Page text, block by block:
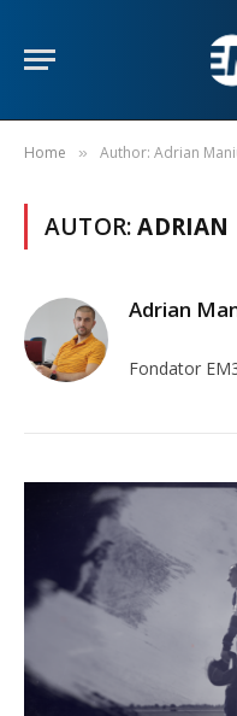
Home » Author: Adrian
AUTOR:
Adrian
Fondator